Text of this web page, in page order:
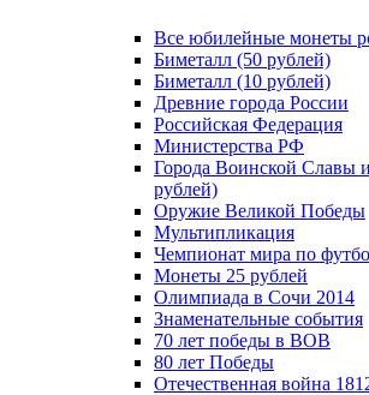
Все юбилейные монеты
Биметалл (50 рублей)
Биметалл (10 рублей)
Древние города России
Российская Федерация
Министерства РФ
Города Воинской Славы
рублей)
Оружие Великой Победы
Мультипликация
Чемпионат мира по
Монеты 25 рублей
Олимпиада в Сочи 2014
Знаменательные события
70 лет победы в ВОВ
80 лет Победы
Отечественная война